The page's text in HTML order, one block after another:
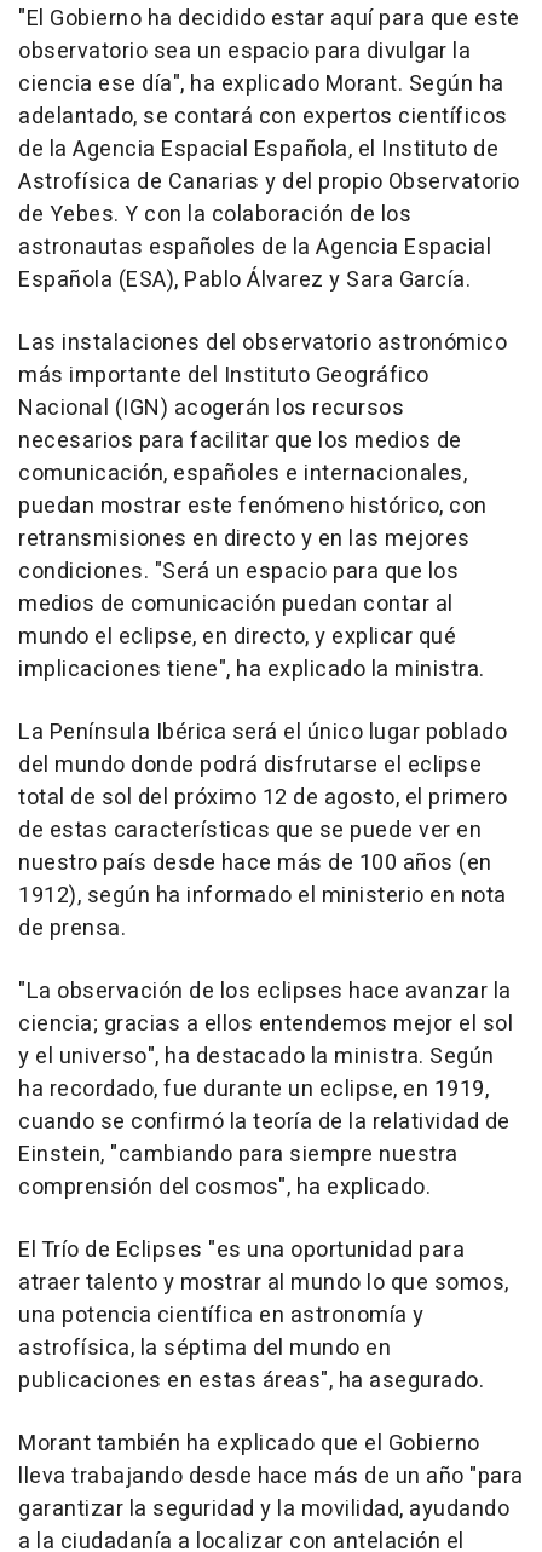
"El Gobierno ha decidido estar aquí para que este
observatorio sea un espacio para divulgar la
ciencia ese día", ha explicado Morant. Según ha
adelantado, se contará con expertos científicos
de la Agencia Espacial Española, el Instituto de
Astrofísica de Canarias y del propio Observatorio
de Yebes. Y con la colaboración de los
astronautas españoles de la Agencia Espacial
Española (ESA), Pablo Álvarez y Sara García.
Las instalaciones del observatorio astronómico
más importante del Instituto Geográfico
Nacional (IGN) acogerán los recursos
necesarios para facilitar que los medios de
comunicación, españoles e internacionales,
puedan mostrar este fenómeno histórico, con
retransmisiones en directo y en las mejores
condiciones. "Será un espacio para que los
medios de comunicación puedan contar al
mundo el eclipse, en directo, y explicar qué
implicaciones tiene", ha explicado la ministra.
La Península Ibérica será el único lugar poblado
del mundo donde podrá disfrutarse el eclipse
total de sol del próximo 12 de agosto, el primero
de estas características que se puede ver en
nuestro país desde hace más de 100 años (en
1912), según ha informado el ministerio en nota
de prensa.
"La observación de los eclipses hace avanzar la
ciencia; gracias a ellos entendemos mejor el sol
y el universo", ha destacado la ministra. Según
ha recordado, fue durante un eclipse, en 1919,
cuando se confirmó la teoría de la relatividad de
Einstein, "cambiando para siempre nuestra
comprensión del cosmos", ha explicado.
El Trío de Eclipses "es una oportunidad para
atraer talento y mostrar al mundo lo que somos,
una potencia científica en astronomía y
astrofísica, la séptima del mundo en
publicaciones en estas áreas", ha asegurado.
Morant también ha explicado que el Gobierno
lleva trabajando desde hace más de un año "para
garantizar la seguridad y la movilidad, ayudando
a la ciudadanía a localizar con antelación el